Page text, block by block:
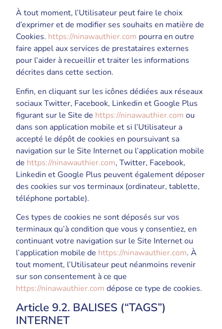
À tout moment, l’Utilisateur peut faire le choix
d’exprimer et de modifier ses souhaits en matière de
Cookies. https://ninawauthier.com pourra en outre
faire appel aux services de prestataires externes
pour l’aider à recueillir et traiter les informations
décrites dans cette section.
Enfin, en cliquant sur les icônes dédiées aux réseaux
sociaux Twitter, Facebook, Linkedin et Google Plus
figurant sur le Site de https://ninawauthier.com ou
dans son application mobile et si l’Utilisateur a
accepté le dépôt de cookies en poursuivant sa
navigation sur le Site Internet ou l’application mobile
de https://ninawauthier.com, Twitter, Facebook,
Linkedin et Google Plus peuvent également déposer
des cookies sur vos terminaux (ordinateur, tablette,
téléphone portable).
Ces types de cookies ne sont déposés sur vos
terminaux qu’à condition que vous y consentiez, en
continuant votre navigation sur le Site Internet ou
l’application mobile de https://ninawauthier.com. À
tout moment, l’Utilisateur peut néanmoins revenir
sur son consentement à ce que
https://ninawauthier.com dépose ce type de cookies.
Article 9.2. BALISES (“TAGS”)
INTERNET